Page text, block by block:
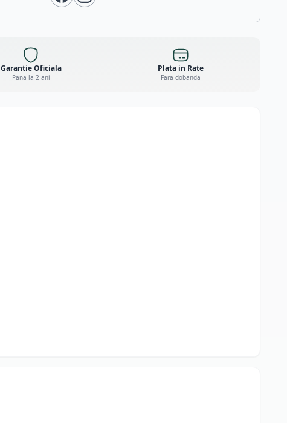
Garantie Oficiala
Pana la 2 ani
Plata in Rate
Fara dobanda